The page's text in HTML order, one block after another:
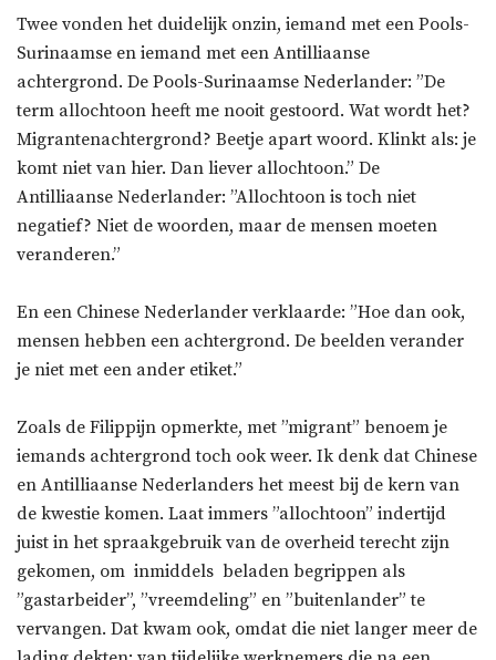
Twee vonden het duidelijk onzin, iemand met een Pools-
Surinaamse en iemand met een Antilliaanse
achtergrond. De Pools-Surinaamse Nederlander: ”De
term allochtoon heeft me nooit gestoord. Wat wordt het?
Migrantenachtergrond? Beetje apart woord. Klinkt als: je
komt niet van hier. Dan liever allochtoon.” De
Antilliaanse Nederlander: ”Allochtoon is toch niet
negatief? Niet de woorden, maar de mensen moeten
veranderen.”
En een Chinese Nederlander verklaarde: ”Hoe dan ook,
mensen hebben een achtergrond. De beelden verander
je niet met een ander etiket.”
Zoals de Filippijn opmerkte, met ”migrant” benoem je
iemands achtergrond toch ook weer. Ik denk dat Chinese
en Antilliaanse Nederlanders het meest bij de kern van
de kwestie komen. Laat immers ”allochtoon” indertijd
juist in het spraakgebruik van de overheid terecht zijn
gekomen, om  inmiddels  beladen begrippen als
”gastarbeider”, ”vreemdeling” en ”buitenlander” te
vervangen. Dat kwam ook, omdat die niet langer meer de